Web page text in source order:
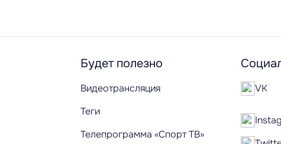
Будет полезно
Видеотрансляция
Теги
Телепрограмма «Спорт ТВ»
VK